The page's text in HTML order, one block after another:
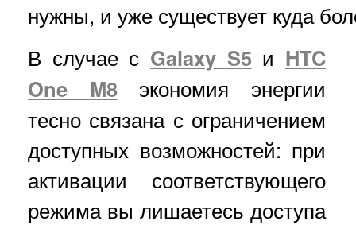
нужны, и уже существует куда
В случае с Galaxy S5 и HTC
One M8экономия энергии
тесно связана с ограничением
доступных возможностей: при
активации соответствующего
режима вы лишаетесь доступа